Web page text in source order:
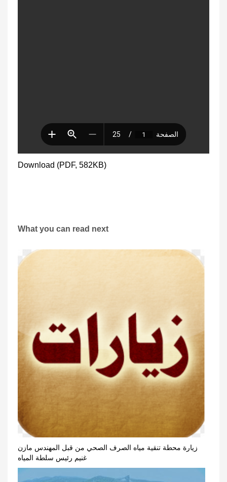
Download (PDF, 582KB)
What you can read next
زيارة محطة تنقية مياه الصرف الصحي من قبل المهندس مازن
غنيم رئيس سلطة المياه